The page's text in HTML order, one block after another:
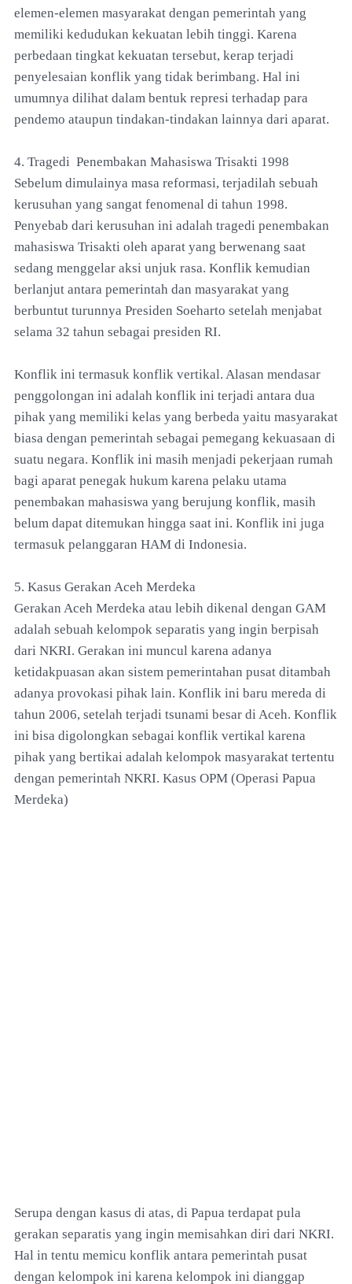
elemen-elemen masyarakat dengan pemerintah yang
memiliki kedudukan kekuatan lebih tinggi. Karena
perbedaan tingkat kekuatan tersebut, kerap terjadi
penyelesaian konflik yang tidak berimbang. Hal ini
umumnya dilihat dalam bentuk represi terhadap para
pendemo ataupun tindakan-tindakan lainnya dari aparat.
4. Tragedi Penembakan Mahasiswa Trisakti 1998
Sebelum dimulainya masa reformasi, terjadilah sebuah
kerusuhan yang sangat fenomenal di tahun 1998.
Penyebab dari kerusuhan ini adalah tragedi penembakan
mahasiswa Trisakti oleh aparat yang berwenang saat
sedang menggelar aksi unjuk rasa. Konflik kemudian
berlanjut antara pemerintah dan masyarakat yang
berbuntut turunnya Presiden Soeharto setelah menjabat
selama 32 tahun sebagai presiden RI.
Konflik ini termasuk konflik vertikal. Alasan mendasar
penggolongan ini adalah konflik ini terjadi antara dua
pihak yang memiliki kelas yang berbeda yaitu masyarakat
biasa dengan pemerintah sebagai pemegang kekuasaan di
suatu negara. Konflik ini masih menjadi pekerjaan rumah
bagi aparat penegak hukum karena pelaku utama
penembakan mahasiswa yang berujung konflik, masih
belum dapat ditemukan hingga saat ini. Konflik ini juga
termasuk pelanggaran HAM di Indonesia.
5. Kasus Gerakan Aceh Merdeka
Gerakan Aceh Merdeka atau lebih dikenal dengan GAM
adalah sebuah kelompok separatis yang ingin berpisah
dari NKRI. Gerakan ini muncul karena adanya
ketidakpuasan akan sistem pemerintahan pusat ditambah
adanya provokasi pihak lain. Konflik ini baru mereda di
tahun 2006, setelah terjadi tsunami besar di Aceh. Konflik
ini bisa digolongkan sebagai konflik vertikal karena
pihak yang bertikai adalah kelompok masyarakat tertentu
dengan pemerintah NKRI. Kasus OPM (Operasi Papua
Merdeka)
Serupa dengan kasus di atas, di Papua terdapat pula
gerakan separatis yang ingin memisahkan diri dari NKRI.
Hal in tentu memicu konflik antara pemerintah pusat
dengan kelompok ini karena kelompok ini dianggap